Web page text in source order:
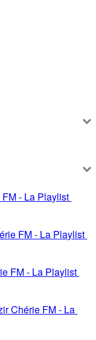
- La Playlist
FM - La Playlist
FM - La Playlist
Chérie FM - La